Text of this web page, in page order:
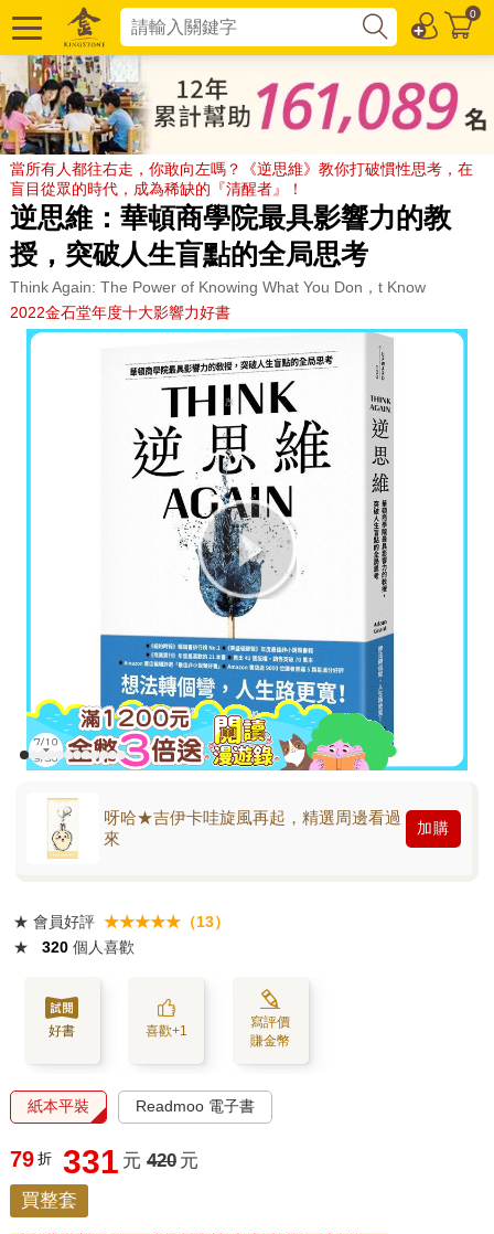
0
當所有人都往右走，你敢向左嗎？《逆思維》教你打破慣性思考，在
盲目從眾的時代，成為稀缺的『清醒者』！
逆思維：華頓商學院最具影響力的教
授，突破人生盲點的全局思考
Think Again: The Power of Knowing What You Don，t Know
2022金石堂年度十大影響力好書
呀哈★吉伊卡哇旋風再起，精選周邊看過
來
加購
★ 會員好評 ★★★★★（13）
★
320 個人喜歡
好書 喜歡+1
寫評價
賺金幣
紙本平裝 Readmoo 電子書
79 折 331 元 420 元
買整套